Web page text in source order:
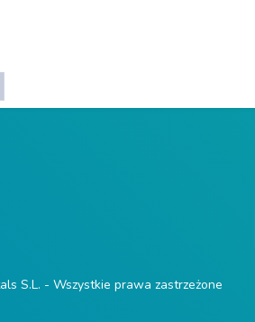
S.L. - Wszystkie prawa zastrzeżone